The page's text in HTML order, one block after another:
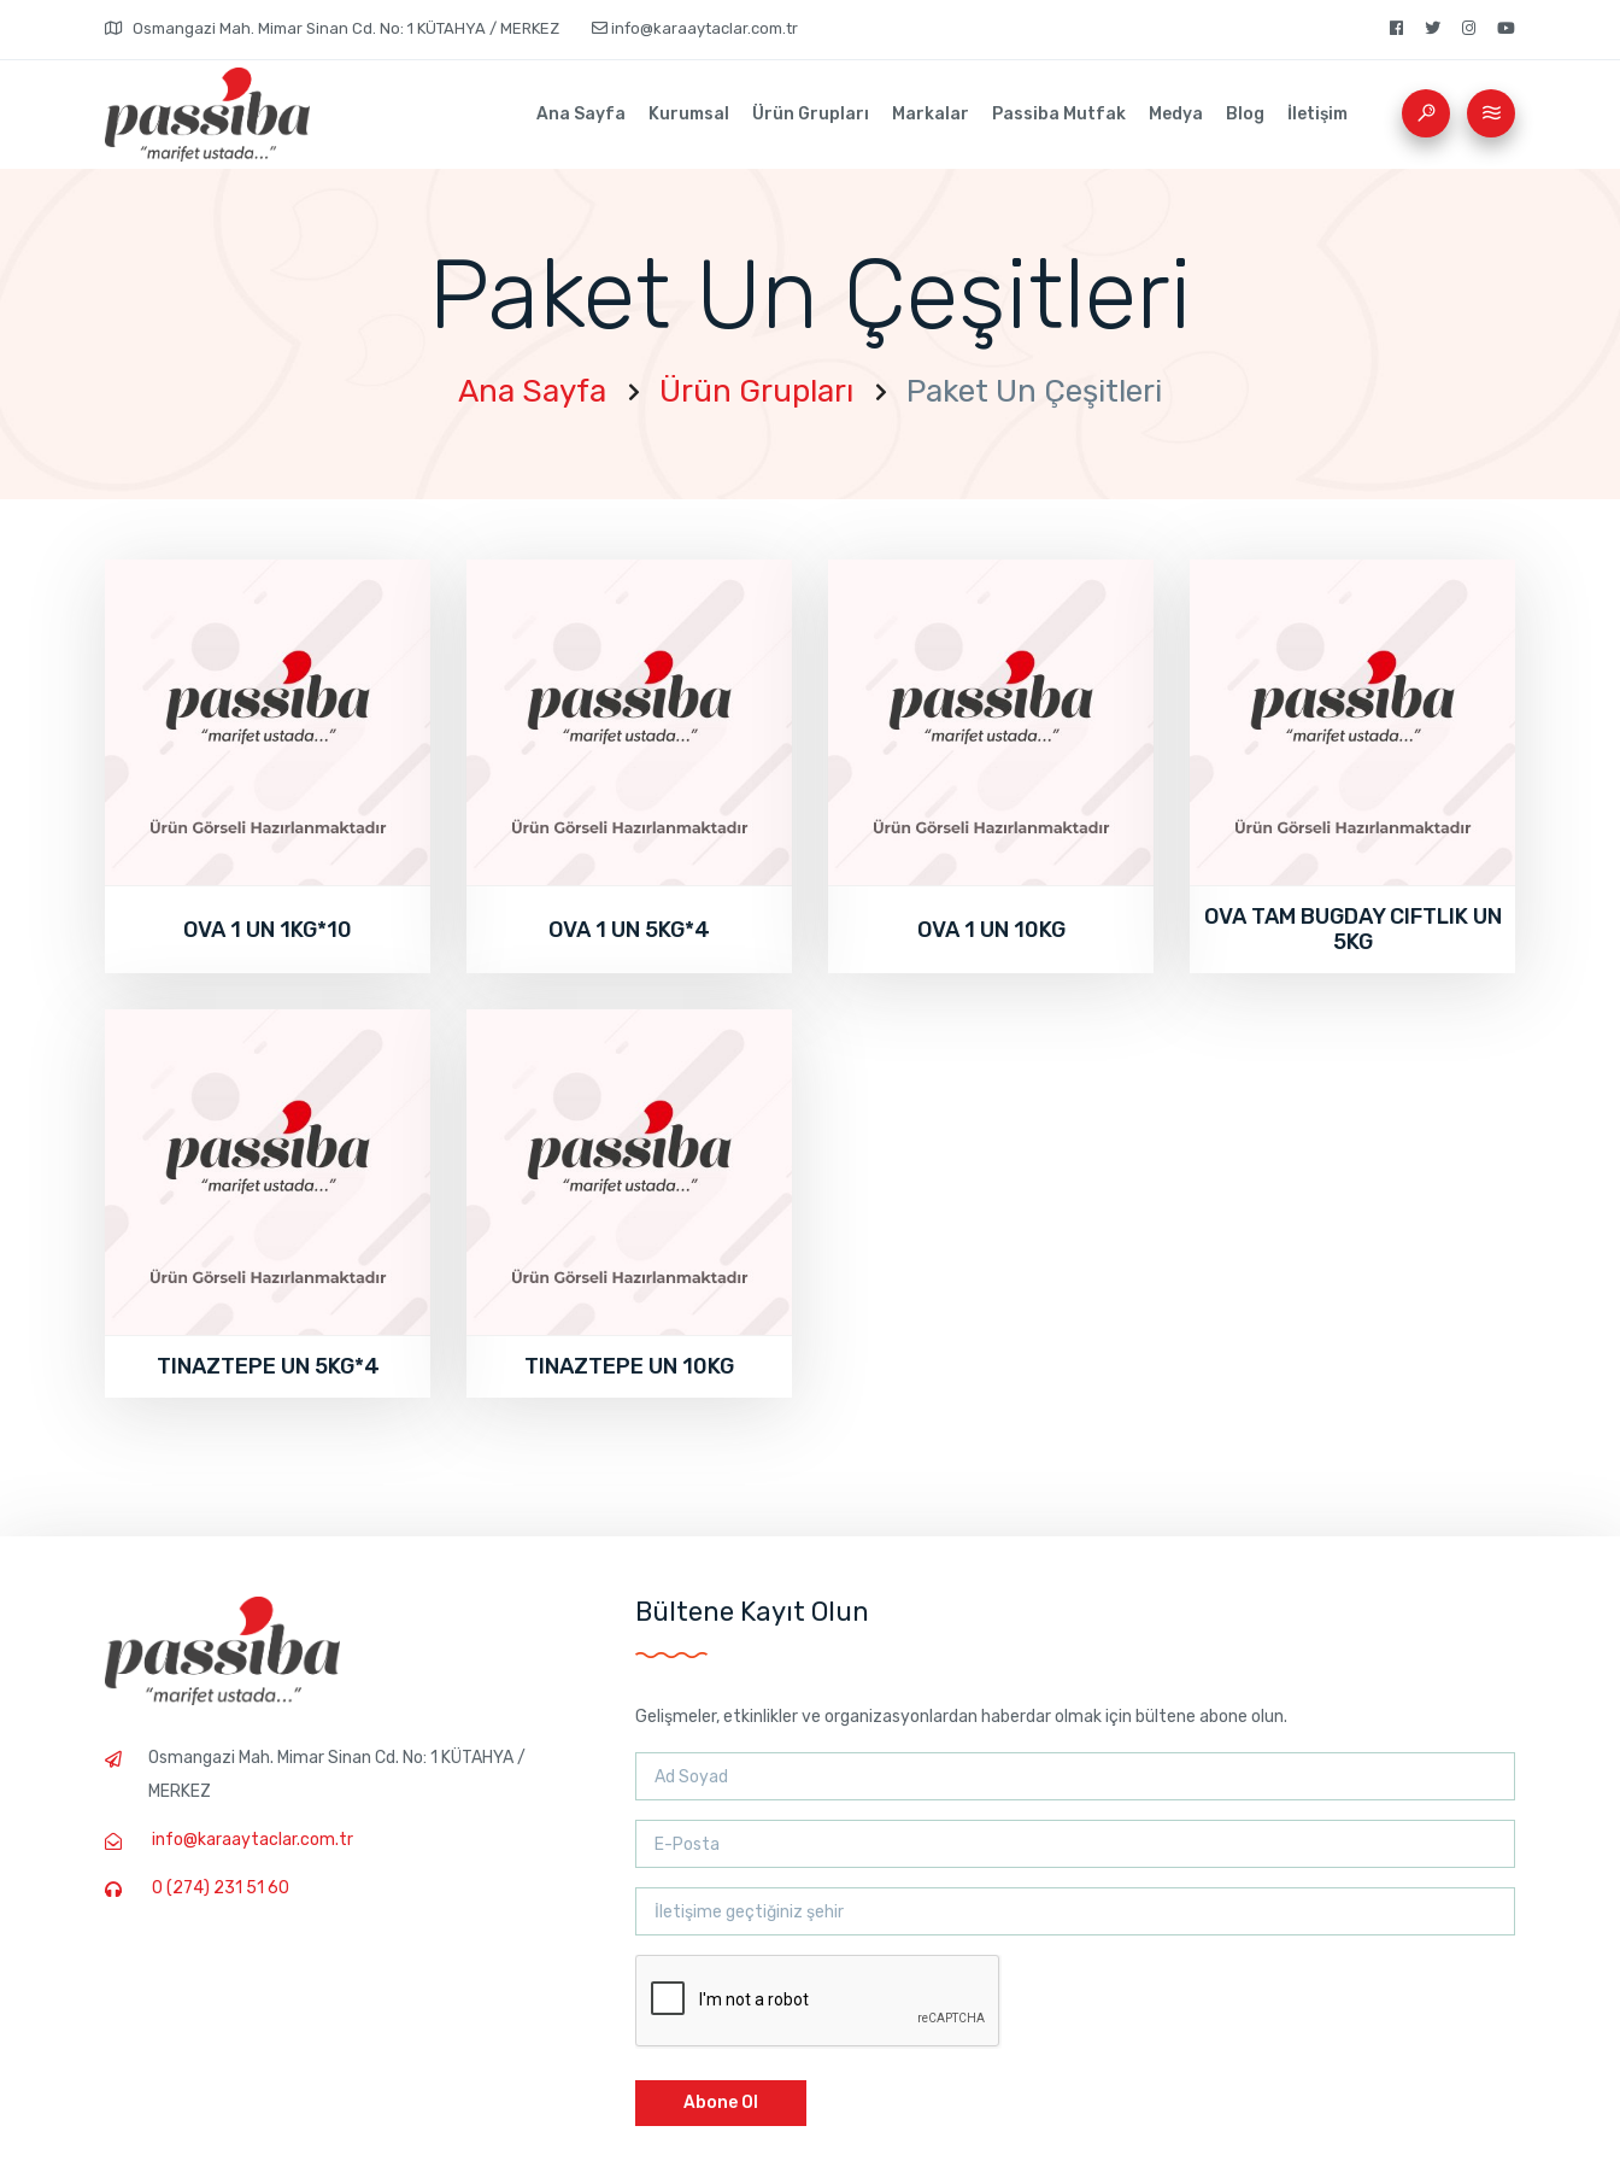
Osmangazi Mah. Mimar Sinan Cd. No: 1 KÜTAHYA / MERKEZ info@karaaytaclar.com.tr
Ana Sayfa Kurumsal Ürün Grupları Markalar Passiba Mutfak Medya Blog İletişim
Paket Un Çeşitleri
Ana Sayfa Ürün Grupları Paket Un Çeşitleri
OVA 1 UN 1KG*10 OVA 1 UN 5KG*4 OVA 1 UN 10KG
OVA TAM BUGDAY CIFTLIK UN
5KG
TINAZTEPE UN 5KG*4 TINAZTEPE UN 10KG
Osmangazi Mah. Mimar Sinan Cd. No: 1 KÜTAHYA /
MERKEZ
info@karaaytaclar.com.tr
0 (274) 231 51 60
Bültene Kayıt Olun
Gelişmeler, etkinlikler ve organizasyonlardan haberdar olmak için bültene abone olun.
Abone Ol